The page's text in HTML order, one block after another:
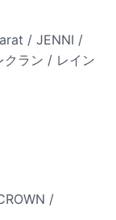
/ JENNI /
ラン / レイン
/